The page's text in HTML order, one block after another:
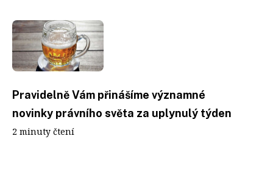
Pravidelně Vám přinášíme významné
novinky právního světa za uplynulý týden
2 minuty čtení